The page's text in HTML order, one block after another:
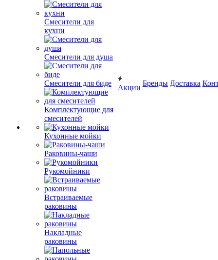
Смесители для
кухни
Смесители для душа
Смесители для биде
Комплектующие для
смесителей
Кухонные мойки
Раковины-чаши
Рукомойники
Встраиваемые
раковины
Накладные
раковины
Акции
Бренды Доставка